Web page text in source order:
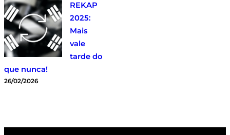
REKAP
2025:
Mais
vale
tarde do
que nunca!
26/02/2026